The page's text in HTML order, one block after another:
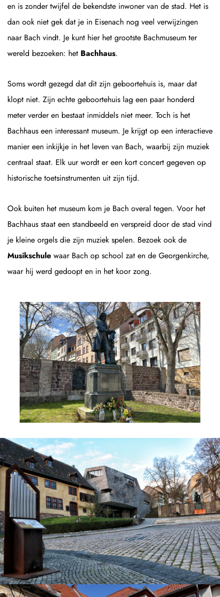
en is zonder twijfel de bekendste inwoner van de stad. Het is
dan ook niet gek dat je in Eisenach nog veel verwijzingen
naar Bach vindt. Je kunt hier het grootste Bachmuseum ter
wereld bezoeken: het Bachhaus.
Soms wordt gezegd dat dit zijn geboortehuis is, maar dat
klopt niet. Zijn echte geboortehuis lag een paar honderd
meter verder en bestaat inmiddels niet meer. Toch is het
Bachhaus een interessant museum. Je krijgt op een interactieve
manier een inkijkje in het leven van Bach, waarbij zijn muziek
centraal staat. Elk uur wordt er een kort concert gegeven op
historische toetsinstrumenten uit zijn tijd.
Ook buiten het museum kom je Bach overal tegen. Voor het
Bachhaus staat een standbeeld en verspreid door de stad vind
je kleine orgels die zijn muziek spelen. Bezoek ook de
Musikschule waar Bach op school zat en de Georgenkirche,
waar hij werd gedoopt en in het koor zong.